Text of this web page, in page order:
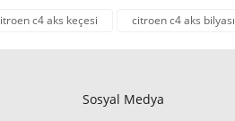
c4 aks keçesi citroen c4 aks bilyası
Sosyal Medya